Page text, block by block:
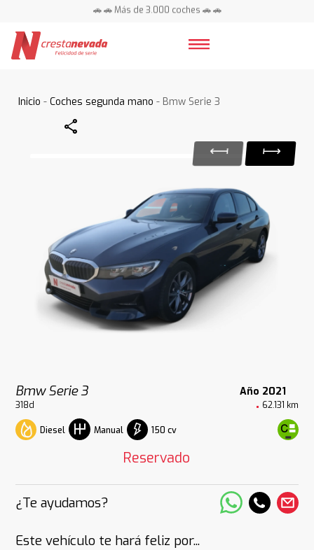
🚗 🚗 Más de 3.000 coches 🚗 🚗
Inicio -Coches segunda mano - Bmw Serie 3
Share
Bmw Serie 3 Año 2021
318d 62.131 km
Diesel Manual 150 cv
Reservado
¿Te ayudamos?
Este vehículo te hará feliz por...